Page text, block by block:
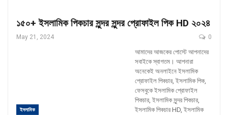
১৫০+ ইসলামিক পিকচার সুন্দর সুন্দর প্রোফাইল পিক HD ২০২৪
May 21, 2024 0
ইসলামিক
আমাদের আজকের পোস্টে আপনাদের
সবাইকে স্বাগতম। আপনারা
অনেকেই অনলাইনে ইসলামিক
প্রোফাইল পিকচার, ইসলামিক পিক,
ফেসবুকে ইসলামিক প্রোফাইল
পিকচার, ইসলামিক সুন্দর পিকচার,
ইসলামিক পিকচার HD, ইসলামিক